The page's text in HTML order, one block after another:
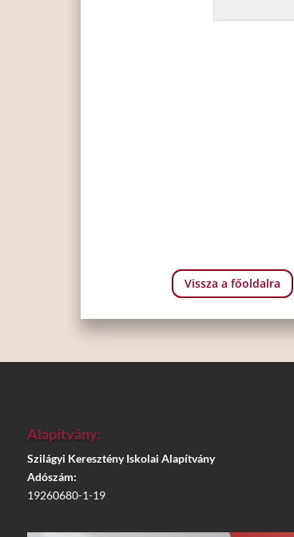
Vissza a főoldalra
Alapítvány:
Szilágyi Keresztény Iskolai Alapítvány
Adószám:
19260680-1-19